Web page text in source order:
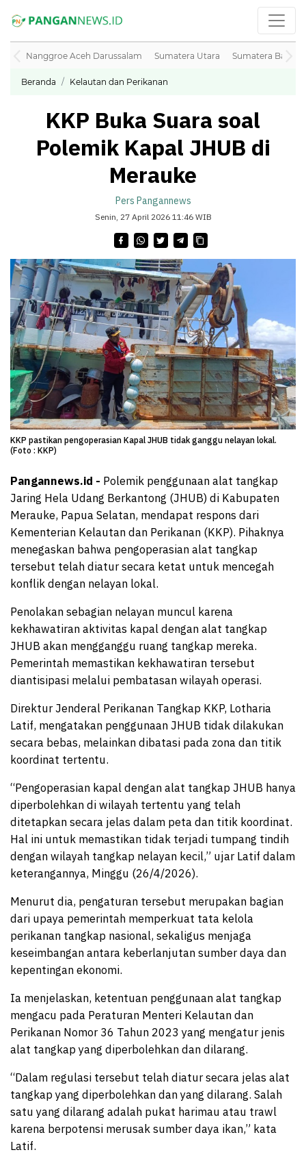
Nanggroe Aceh Darussalam Sumatera Utara Sumatera Barat
Beranda Kelautan dan Perikanan
KKP Buka Suara soal
Polemik Kapal JHUB di
Merauke
Pers Pangannews
Senin, 27 April 2026 11:46 WIB
KKP pastikan pengoperasian Kapal JHUB tidak ganggu nelayan lokal.
(Foto : KKP)
Pangannews.id - Polemik penggunaan alat tangkap
Jaring Hela Udang Berkantong (JHUB) di Kabupaten
Merauke, Papua Selatan, mendapat respons dari
Kementerian Kelautan dan Perikanan (KKP). Pihaknya
menegaskan bahwa pengoperasian alat tangkap
tersebut telah diatur secara ketat untuk mencegah
konflik dengan nelayan lokal.
Penolakan sebagian nelayan muncul karena
kekhawatiran aktivitas kapal dengan alat tangkap
JHUB akan mengganggu ruang tangkap mereka.
Pemerintah memastikan kekhawatiran tersebut
diantisipasi melalui pembatasan wilayah operasi.
Direktur Jenderal Perikanan Tangkap KKP, Lotharia
Latif, mengatakan penggunaan JHUB tidak dilakukan
secara bebas, melainkan dibatasi pada zona dan titik
koordinat tertentu.
“Pengoperasian kapal dengan alat tangkap JHUB hanya
diperbolehkan di wilayah tertentu yang telah
ditetapkan secara jelas dalam peta dan titik koordinat.
Hal ini untuk memastikan tidak terjadi tumpang tindih
dengan wilayah tangkap nelayan kecil,” ujar Latif dalam
keterangannya, Minggu (26/4/2026).
Menurut dia, pengaturan tersebut merupakan bagian
dari upaya pemerintah memperkuat tata kelola
perikanan tangkap nasional, sekaligus menjaga
keseimbangan antara keberlanjutan sumber daya dan
kepentingan ekonomi.
Ia menjelaskan, ketentuan penggunaan alat tangkap
mengacu pada Peraturan Menteri Kelautan dan
Perikanan Nomor 36 Tahun 2023 yang mengatur jenis
alat tangkap yang diperbolehkan dan dilarang.
“Dalam regulasi tersebut telah diatur secara jelas alat
tangkap yang diperbolehkan dan yang dilarang. Salah
satu yang dilarang adalah pukat harimau atau trawl
karena berpotensi merusak sumber daya ikan,” kata
Latif.